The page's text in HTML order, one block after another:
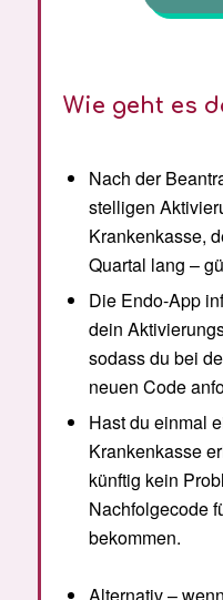
Wie geht es
Nach der
stelligen
Krankenkasse,
Quartal lang –
Die Endo-App
dein
sodass du bei
neuen Code
Hast du einmal
Krankenkasse
künftig kein
Nachfolgecode
bekommen.
Alternativ –